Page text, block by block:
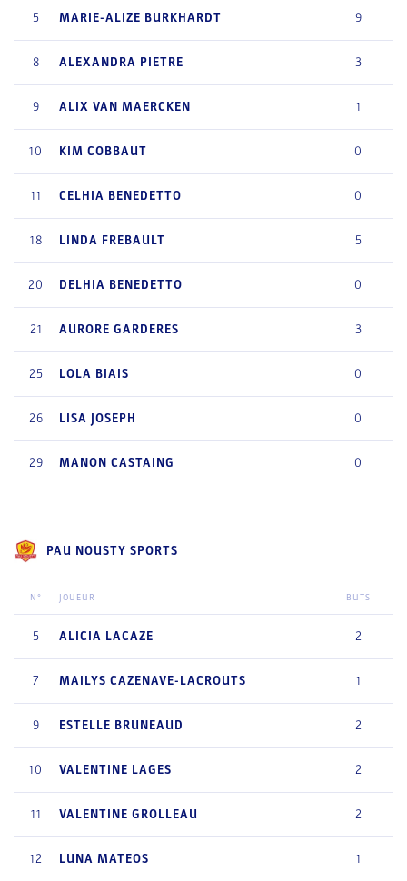
5 MARIE-ALIZE BURKHARDT 9
8 ALEXANDRA PIETRE 3
9 ALIX VAN MAERCKEN 1
10 KIM COBBAUT 0
11 CELHIA BENEDETTO 0
18 LINDA FREBAULT 5
20 DELHIA BENEDETTO 0
21 AURORE GARDERES 3
25 LOLA BIAIS 0
26 LISA JOSEPH 0
29 MANON CASTAING 0
PAU NOUSTY SPORTS
N° JOUEUR BUTS
5 ALICIA LACAZE 2
7 MAILYS CAZENAVE-LACROUTS 1
9 ESTELLE BRUNEAUD 2
10 VALENTINE LAGES 2
11 VALENTINE GROLLEAU 2
12 LUNA MATEOS 1